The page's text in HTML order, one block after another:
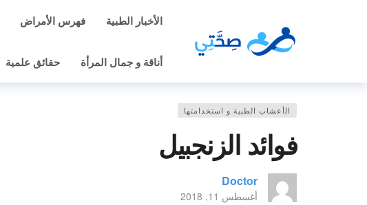
الأخبار الطبية فهرس الأمراض
أناقة و جمال المرأة حقائق علمية
الأعشاب الطبية و استخدامتها
فوائد الزنجبيل
Doctor
أغسطس 11, 2018